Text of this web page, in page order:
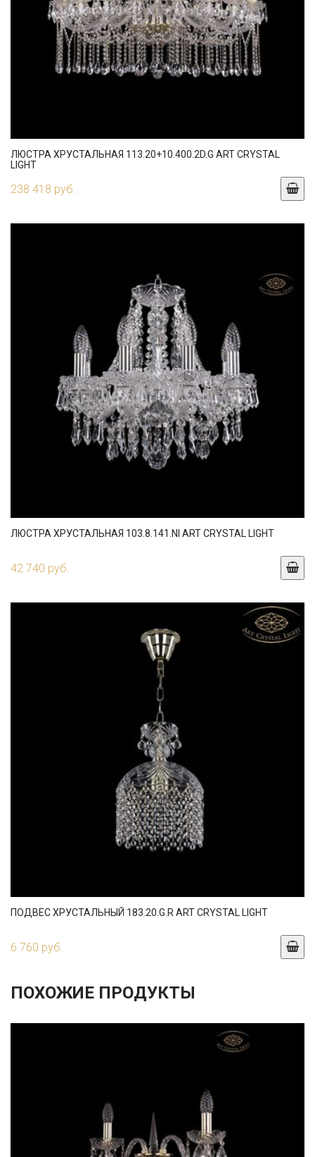
ЛЮСТРА ХРУСТАЛЬНАЯ 113.20+10.400.2D.G ART CRYSTAL
LIGHT
238 418 руб.
ЛЮСТРА ХРУСТАЛЬНАЯ 103.8.141.NI ART CRYSTAL LIGHT
42 740 руб.
ПОДВЕС ХРУСТАЛЬНЫЙ 183.20.G.R ART CRYSTAL LIGHT
6 760 руб.
ПОХОЖИЕ ПРОДУКТЫ